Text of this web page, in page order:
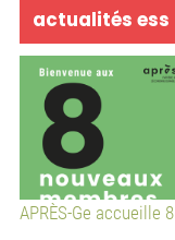
Cité by PURPLE — Offre
Cité 27, 1204 Genève